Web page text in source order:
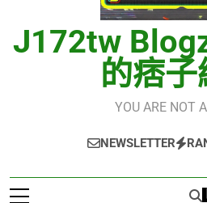
J172tw
的痞子
YOU ARE NOT
NEWSLETTER